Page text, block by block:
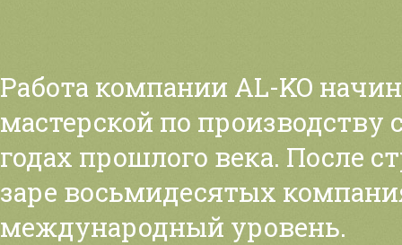
Работа компании AL-KO
мастерской по производству
годах прошлого века. После
заре восьмидесятых
международный уровень.